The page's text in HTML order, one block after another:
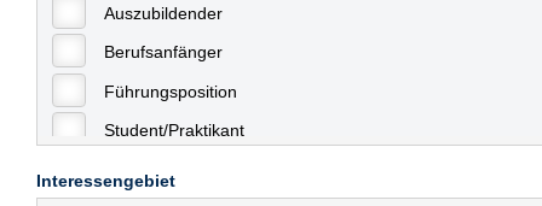
Dessau
Dresden
Düsseldorf
Erfurt
Essen
Auszubildender
Berufsanfänger
Führungsposition
Student/Praktikant
Interessengebiet